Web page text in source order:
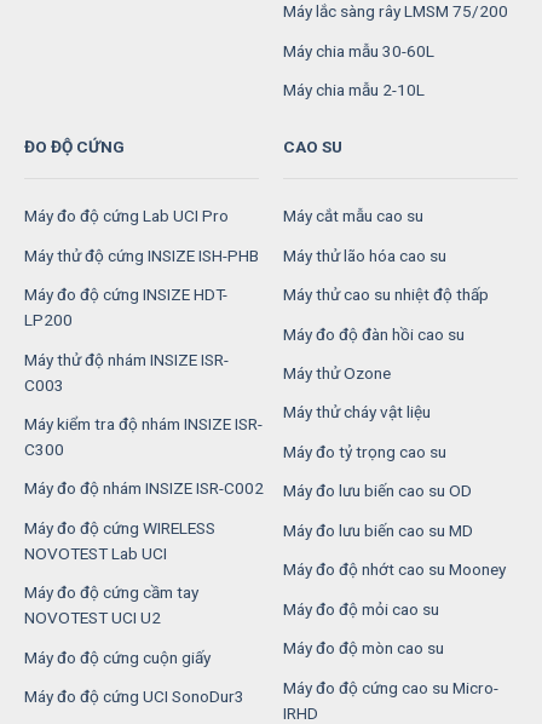
Máy lắc sàng rây LMSM 75/200
Máy chia mẫu 30-60L
Máy chia mẫu 2-10L
ĐO ĐỘ CỨNG
Máy đo độ cứng Lab UCI Pro
Máy thử độ cứng INSIZE ISH-PHB
Máy đo độ cứng INSIZE HDT-
LP200
Máy thử độ nhám INSIZE ISR-
C003
Máy kiểm tra độ nhám INSIZE ISR-
C300
Máy đo độ nhám INSIZE ISR-C002
Máy đo độ cứng WIRELESS
NOVOTEST Lab UCI
Máy đo độ cứng cầm tay
NOVOTEST UCI U2
Máy đo độ cứng cuộn giấy
Máy đo độ cứng UCI SonoDur3
CAO SU
Máy cắt mẫu cao su
Máy thử lão hóa cao su
Máy thử cao su nhiệt độ thấp
Máy đo độ đàn hồi cao su
Máy thử Ozone
Máy thử cháy vật liệu
Máy đo tỷ trọng cao su
Máy đo lưu biến cao su OD
Máy đo lưu biến cao su MD
Máy đo độ nhớt cao su Mooney
Máy đo độ mỏi cao su
Máy đo độ mòn cao su
Máy đo độ cứng cao su Micro-
IRHD